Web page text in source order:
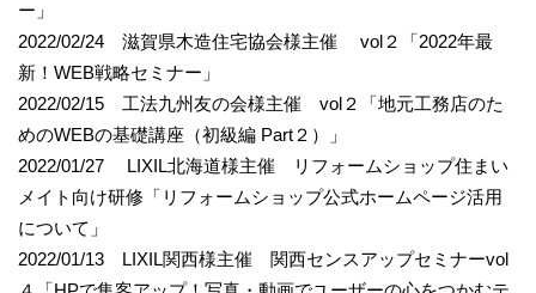
ー」
2022/02/24 滋賀県木造住宅協会様主催 vol２「2022年最
新！WEB戦略セミナー」
2022/02/15 工法九州友の会様主催 vol２「地元工務店のた
めのWEBの基礎講座（初級編 Part２）」
2022/01/27 LIXIL北海道様主催 リフォームショップ住まい
メイト向け研修「リフォームショップ公式ホームページ活用
について」
2022/01/13 LIXIL関西様主催 関西センスアップセミナーvol